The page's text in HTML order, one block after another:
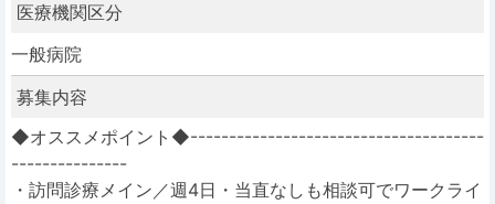
医療機関区分
一般病院
募集内容
◆オススメポイント◆--------------------------------------
---------------
・訪問診療メイン／週4日・当直なしも相談可でワークライ